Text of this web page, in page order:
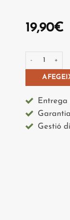
19,90€
quantitat de
Entrega
Gestió